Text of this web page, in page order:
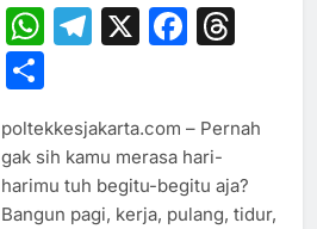
WhatsApp
Telegram
X
Share
poltekkesjakarta.com – Pernah
gak sih kamu merasa hari-
harimu tuh begitu-begitu aja?
Bangun pagi, kerja, pulang, tidur,